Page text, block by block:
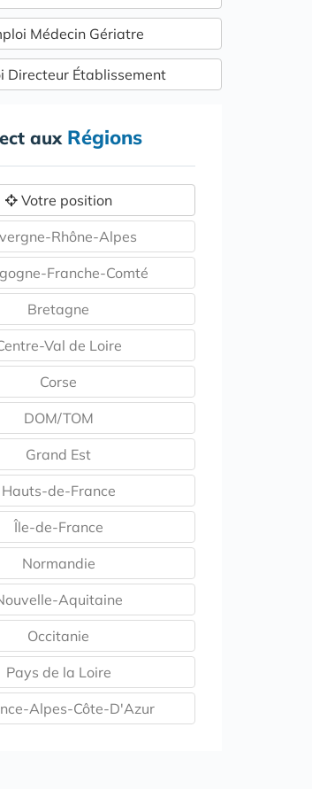
Médecin Gériatre
Directeur Établissement
aux Régions
Votre position
Rhône-Alpes
Franche-Comté
Bretagne
Val de Loire
Corse
DOM/TOM
Grand Est
Hauts-de-France
Île-de-France
Normandie
Aquitaine
Occitanie
Pays de la Loire
Alpes-Côte-D'Azur